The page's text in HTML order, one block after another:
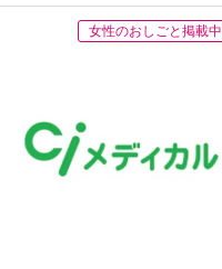
女性のおしごと掲載中